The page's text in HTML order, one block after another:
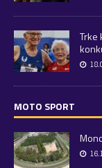
Trke
MOTO SPORT